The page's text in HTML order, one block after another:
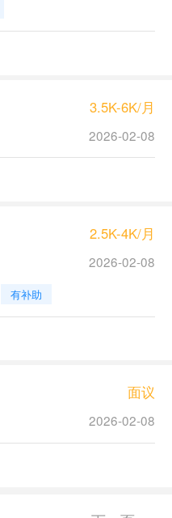
3.5K-6K/月
2026-02-08
2.5K-4K/月
2026-02-08
有补助
面议
2026-02-08